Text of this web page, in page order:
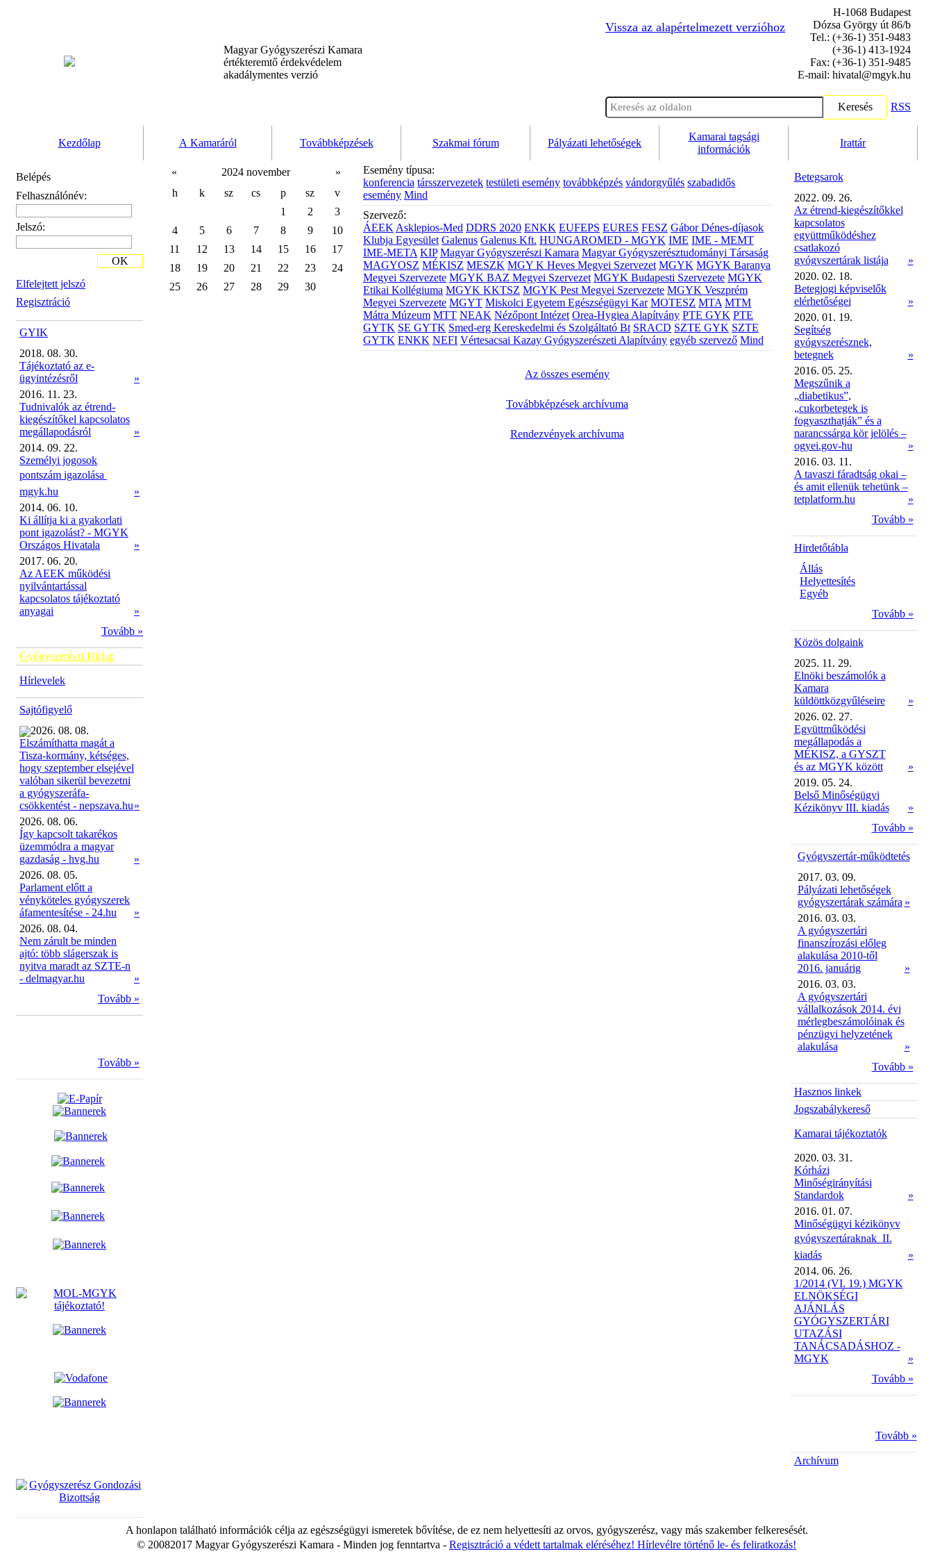
Magyar Gyógyszerészi Kamara
értékteremtő érdekvédelem
akadálymentes verzió
Vissza az alapértelmezett verzióhoz
H-1068 Budapest
Dózsa György út 86/b
Tel.: (+36-1) 351-9483
(+36-1) 413-1924
Fax: (+36-1) 351-9485
E-mail: hivatal@mgyk.hu
Keresés RSS
Kezdőlap A Kamaráról Továbbképzések Szakmai fórum Pályázati lehetőségek
Kamarai tagsági
információk
Irattár
Belépés
Felhasználónév:
Jelszó:
Elfelejtett jelszó
Regisztráció
OK
GYIK
2018. 08. 30.
Tájékoztató az e-
ügyintézésről
»
2016. 11. 23.
Tudnivalók az étrend-
kiegészítőkel kapcsolatos
megállapodásról
»
2014. 09. 22.
Személyi jogosok
pontszám igazolása 
mgyk.hu
»
2014. 06. 10.
Ki állítja ki a gyakorlati
pont igazolást? - MGYK
Országos Hivatala
»
2017. 06. 20.
Az AEEK működési
nyilvántartással
kapcsolatos tájékoztató
anyagai
»
Tovább »
Gyógyszerészi Hírlap
Hírlevelek
Sajtófigyelő
2026. 08. 08.
Elszámíthatta magát a
Tisza-kormány, kétséges,
hogy szeptember elsejével
valóban sikerül bevezetni
a gyógyszeráfa-
csökkentést - nepszava.hu»
2026. 08. 06.
Így kapcsolt takarékos
üzemmódra a magyar
gazdaság - hvg.hu
»
2026. 08. 05.
Parlament előtt a
vényköteles gyógyszerek
áfamentesítése - 24.hu
»
2026. 08. 04.
Nem zárult be minden
ajtó: több slágerszak is
nyitva maradt az SZTE-n
- delmagyar.hu
»
Tovább »
Tovább »
« 2024 november
»
h
k sz cs p sz
v
1
2
3
4
5 6 7 8 9
10
11
12 13 14 15 16
17
18
19 20 21 22 23
24
25
26 27 28 29 30
Esemény típusa:
konferencia társszervezetek testületi esemény továbbképzés vándorgyűlés szabadidős
esemény Mind
Szervező:
ÁEEK Asklepios-Med DDRS 2020 ENKK EUFEPS EURES FESZ Gábor Dénes-díjasok
Klubja Egyesület Galenus Galenus Kft. HUNGAROMED - MGYK IME IME - MEMT
IME-META KIP Magyar Gyógyszerészi Kamara Magyar Gyógyszerésztudományi Társaság
MAGYOSZ MÉKISZ MESZK MGY K Heves Megyei Szervezet MGYK MGYK Baranya
Megyei Szervezete MGYK BAZ Megyei Szervezet MGYK Budapesti Szervezete MGYK
Etikai Kollégiuma MGYK KKTSZ MGYK Pest Megyei Szervezete MGYK Veszprém
Megyei Szervezete MGYT Miskolci Egyetem Egészségügyi Kar MOTESZ MTA MTM
Mátra Múzeum MTT NEAK Nézőpont Intézet Orea-Hygiea Alapítvány PTE GYK PTE
GYTK SE GYTK Smed-erg Kereskedelmi és Szolgáltató Bt SRACD SZTE GYK SZTE
GYTK ENKK NEFI Vértesacsai Kazay Gyógyszerészeti Alapítvány egyéb szervező Mind
Az összes esemény
Továbbképzések archívuma
Rendezvények archívuma
Betegsarok
2022. 09. 26.
Az étrend-kiegészítőkkel
kapcsolatos
együttműködéshez
csatlakozó
gyógyszertárak listája
»
2020. 02. 18.
Betegjogi képviselők
elérhetőségei
»
2020. 01. 19.
Segítség
gyógyszerésznek,
betegnek
»
2016. 05. 25.
Megszűnik a
„diabetikus”,
„cukorbetegek is
fogyaszthatják” és a
narancssárga kör jelölés –
ogyei.gov-hu
»
2016. 03. 11.
A tavaszi fáradtság okai –
és amit ellenük tehetünk –
tetplatform.hu
»
Tovább »
Hirdetőtábla
Állás
Helyettesítés
Egyéb
Tovább »
Közös dolgaink
2025. 11. 29.
Elnöki beszámolók a
Kamara
küldöttközgyűléseire
»
2026. 02. 27.
Együttműködési
megállapodás a
MÉKISZ, a GYSZT
és az MGYK között
»
2019. 05. 24.
Belső Minőségügyi
Kézikönyv III. kiadás
»
Tovább »
Gyógyszertár-működtetés
2017. 03. 09.
Pályázati lehetőségek
gyógyszertárak számára »
2016. 03. 03.
A gyógyszertári
finanszírozási előleg
alakulása 2010-től
2016. januárig
»
2016. 03. 03.
A gyógyszertári
vállalkozások 2014. évi
mérlegbeszámolóinak és
pénzügyi helyzetének
alakulása
»
Tovább »
Hasznos linkek
Jogszabálykereső
Kamarai tájékoztatók
2020. 03. 31.
Kórházi
Minőségirányítási
Standardok
»
2016. 01. 07.
Minőségügyi kézikönyv
gyógyszertáraknak  II.
kiadás
»
2014. 06. 26.
1/2014 (VI. 19.) MGYK
ELNÖKSÉGI
AJÁNLÁS
GYÓGYSZERTÁRI
UTAZÁSI
TANÁCSADÁSHOZ -
MGYK
»
Tovább »
Tovább »
Archívum
A honlapon található információk célja az egészségügyi ismeretek bővítése, de ez nem helyettesíti az orvos, gyógyszerész, vagy más szakember felkeresését.
© 20082017 Magyar Gyógyszerészi Kamara - Minden jog fenntartva - Regisztráció a védett tartalmak eléréséhez! Hírlevélre történő le- és feliratkozás!